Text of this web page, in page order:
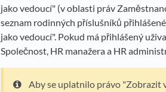
jako vedoucí" (v oblasti práv
seznam rodinných příslušníků
jako vedoucí". Pokud má přihlášený
Společnost, HR manažera a HR
Aby se uplatnilo právo "Zobrazit